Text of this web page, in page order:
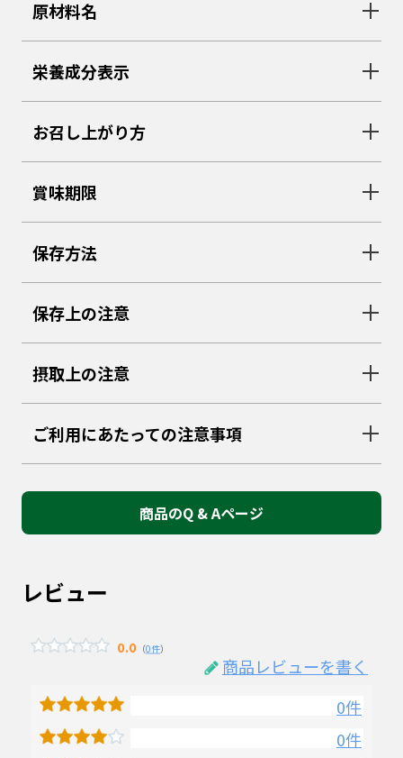
原材料名
栄養成分表示
お召し上がり方
賞味期限
保存方法
保存上の注意
摂取上の注意
ご利用にあたっての注意事項
商品のQ & Aページ
レビュー
0.0（0件）
商品レビューを書く
0件
0件